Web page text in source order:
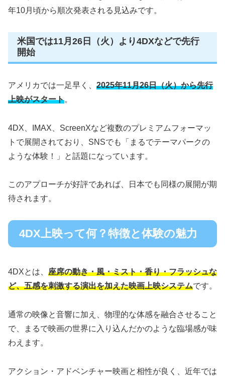
年10月頃から順次発表される見込みです。
米国では11月26日（火）より4DXなどで先行
開始
アメリカでは一足早く、 2025年11月26日（火）から先行
上映がスタート。
4DX、IMAX、ScreenXなど複数のプレミアムフォーマッ
トで展開されており、SNSでも「まるでテーマパークの
ような体験！」と話題になっています。
このアプローチが好評であれば、日本でも同様の展開が期
待されます。
4DX上映って何？特徴と体験の魅力
4DXとは、 座席の動き・風・ミスト・香り・フラッシュな
ど、五感を刺激する演出を加えた映画上映システムです。
通常の映像と音響に加え、物理的な体感を融合させること
で、まるで映画の世界に入り込んだかのような臨場感が味
わえます。
アクション・アドベンチャー映画と相性が良く、近年では